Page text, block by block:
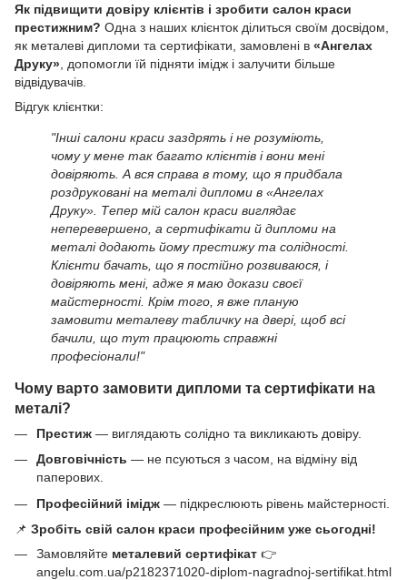
Як підвищити довіру клієнтів і зробити салон краси
престижним? Одна з наших клієнток ділиться своїм досвідом,
як металеві дипломи та сертифікати, замовлені в «Ангелах
Друку» , допомогли їй підняти імідж і залучити більше
відвідувачів.
Відгук клієнтки:
"Інші салони краси заздрять і не розуміють,
чому у мене так багато клієнтів і вони мені
довіряють. А вся справа в тому, що я придбала
роздруковані на металі дипломи в «Ангелах
Друку». Тепер мій салон краси виглядає
неперевершено, а сертифікати й дипломи на
металі додають йому престижу та солідності.
Клієнти бачать, що я постійно розвиваюся, і
довіряють мені, адже я маю докази своєї
майстерності. Крім того, я вже планую
замовити металеву табличку на двері, щоб всі
бачили, що тут працюють справжні
професіонали!"
Чому варто замовити дипломи та сертифікати на
металі?
Престиж — виглядають солідно та викликають довіру.
Довговічність — не псуються з часом, на відміну від
паперових.
Професійний імідж — підкреслюють рівень майстерності.
📌 Зробіть свій салон краси професійним уже сьогодні!
Замовляйте металевий сертифікат 👉
angelu.com.ua/p2182371020-diplom-nagradnoj-sertifikat.html